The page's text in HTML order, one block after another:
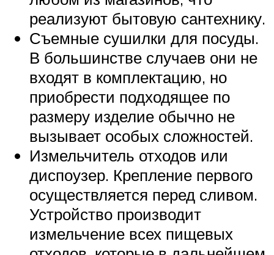
реализуют бытовую сантехнику.
Съемные сушилки для посуды.
В большинстве случаев они не
входят в комплектацию, но
приобрести подходящее по
размеру изделие обычно не
вызывает особых сложностей.
Измельчитель отходов или
диспоузер. Крепление первого
осуществляется перед сливом.
Устройство производит
измельчение всех пищевых